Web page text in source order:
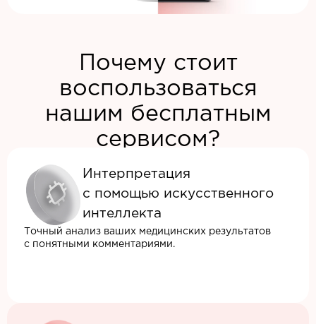
Почему стоит
воспользоваться
нашим бесплатным
сервисом?
Интерпретация
с помощью искусственного
интеллекта
Точный анализ ваших медицинских результатов
с понятными комментариями.